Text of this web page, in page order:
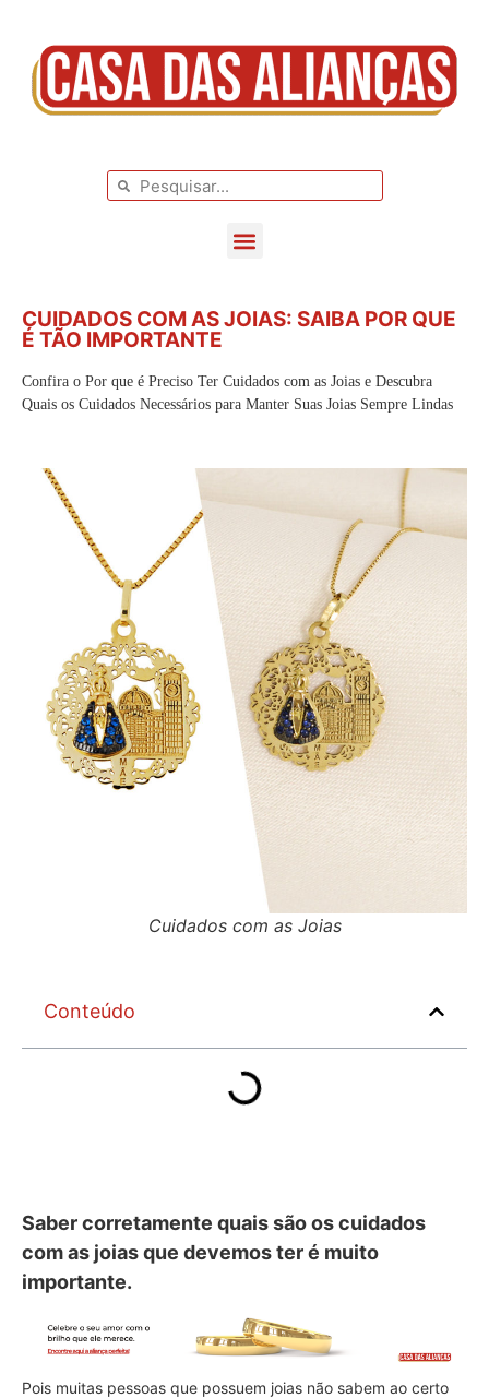
CUIDADOS COM AS JOIAS: SAIBA POR QUE
É TÃO IMPORTANTE
Confira o Por que é Preciso Ter Cuidados com as Joias e Descubra
Quais os Cuidados Necessários para Manter Suas Joias Sempre Lindas
Cuidados com as Joias
Conteúdo
Saber corretamente quais são os cuidados
com as joias que devemos ter é muito
importante.
Pois muitas pessoas que possuem joias não sabem ao certo